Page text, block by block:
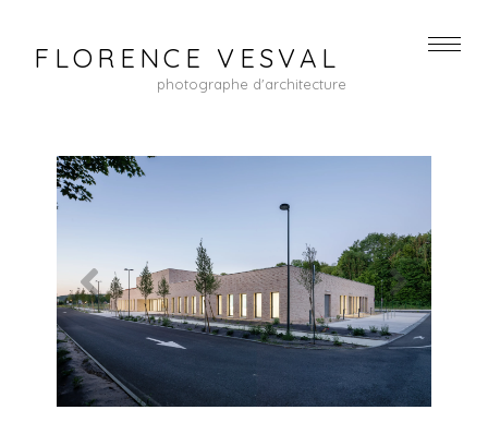
FLORENCE VESVAL
photographe d'architecture